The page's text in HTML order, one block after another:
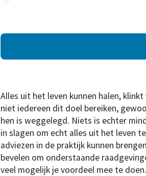
Alles uit het leven kunnen halen,
niet iedereen dit doel bereiken,
hen is weggelegd. Niets is echter
in slagen om echt alles uit het leven
adviezen in de praktijk kunnen
bevelen om onderstaande
veel mogelijk je voordeel mee te doen.